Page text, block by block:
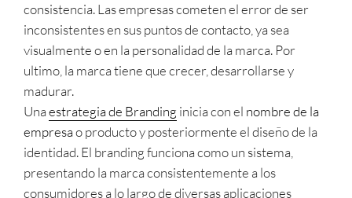
consistencia. Las empresas cometen el error de ser
inconsistentes en sus puntos de contacto, ya sea
visualmente o en la personalidad de la marca. Por
ultimo, la marca tiene que crecer, desarrollarse y
madurar.
Unaestrategia de Branding inicia con el nombre de la
empresao producto y posteriormente el diseño de la
identidad. El branding funciona como un sistema,
presentando la marca consistentemente a los
consumidores a lo largo de diversas aplicaciones